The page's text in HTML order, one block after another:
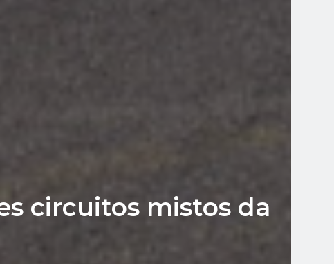
circuitos mistos da